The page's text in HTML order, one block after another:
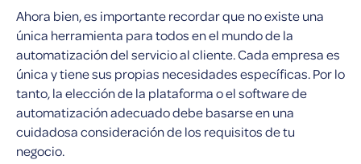
Ahora bien, es importante recordar que no existe una
única herramienta para todos en el mundo de la
automatización del servicio al cliente. Cada empresa es
única y tiene sus propias necesidades específicas. Por lo
tanto, la elección de la plataforma o el software de
automatización adecuado debe basarse en una
cuidadosa consideración de los requisitos de tu
negocio.